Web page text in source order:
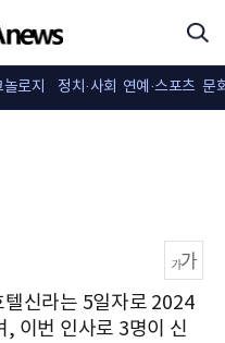
놀로지 정치·사회 연예·스포츠 문
신라는 5일자로 2024
, 이번 인사로 3명이 신